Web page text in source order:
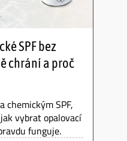
SPF bez
chrání a proč
chemickým SPF,
vybrat opalovací
funguje.